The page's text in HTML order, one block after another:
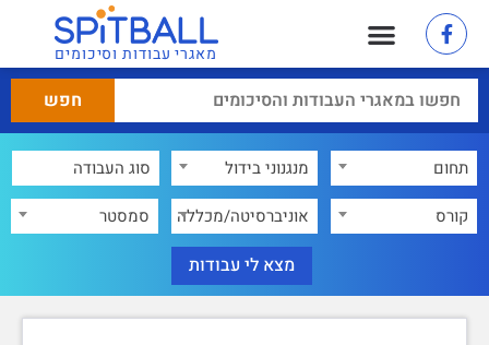
מאגרי עבודות וסיכומים
תחום
מנגנוני בידול
קורס
אוניברסיטה/מכללה סמסטר